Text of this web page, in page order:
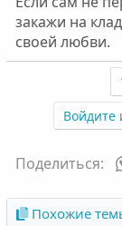
закажи на
своей любви.
Войдите
Поделиться:
Похожие